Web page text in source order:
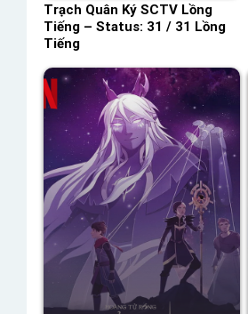
Trạch Quân Ký SCTV Lồng
Tiếng – Status: 31 / 31 Lồng
Tiếng